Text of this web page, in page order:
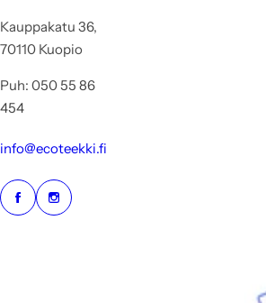
Kauppakatu 36,
70110 Kuopio
Puh: 050 55 86
454
info@ecoteekki.fi